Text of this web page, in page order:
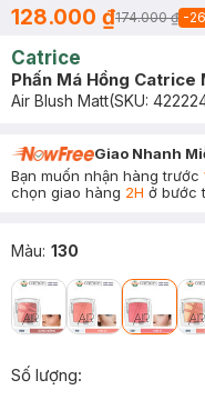
128.000 ₫174.000 ₫ -26
Catrice
Phấn Má Hồng Catrice
Air Blush Matt(SKU:
Giao Nhanh
Bạn muốn nhận hàng trước
chọn giao hàng 2H ở bước
Màu: 130
Số lượng: